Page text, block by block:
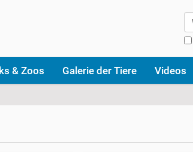
& Zoos Galerie der Tiere Videos